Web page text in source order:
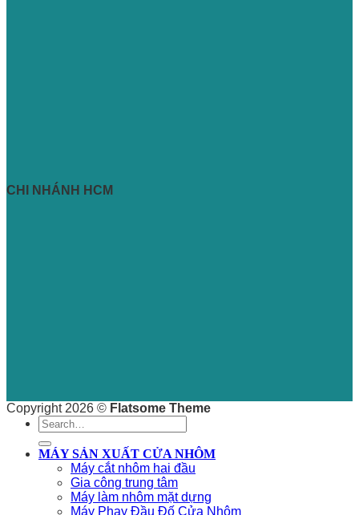
CHI NHÁNH HCM
Copyright 2026 © Flatsome Theme
Search
for:
MÁY SẢN XUẤT CỬA NHÔM
Máy cắt nhôm hai đầu
Gia công trung tâm
Máy làm nhôm mặt dựng
Máy Phay Đầu Đố Cửa Nhôm